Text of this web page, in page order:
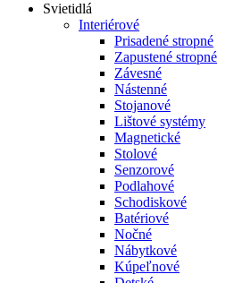
Svietidlá
Interiérové
Prisadené stropné
Zapustené stropné
Závesné
Nástenné
Stojanové
Lištové systémy
Magnetické
Stolové
Senzorové
Podlahové
Schodiskové
Batériové
Nočné
Nábytkové
Kúpeľnové